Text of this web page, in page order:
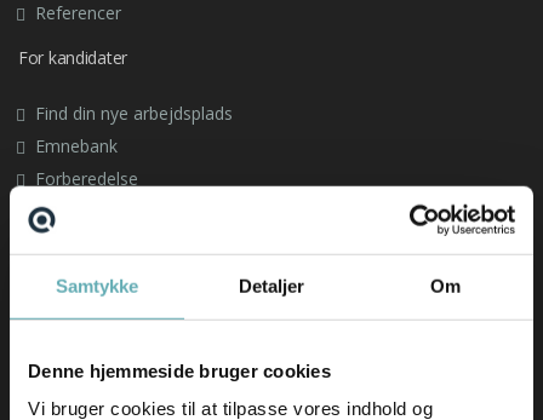
Samtykke Detaljer Om
Denne hjemmeside bruger cookies
Vi bruger cookies til at tilpasse vores indhold og
Referencer
For kandidater
Find din nye arbejdsplads
Emnebank
Forberedelse
Om os
Find din nye arbejdsplads
Emnebank